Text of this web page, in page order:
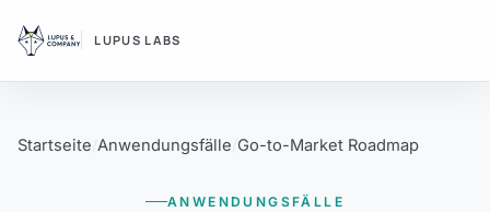
LUPUS LABS
Startseite Anwendungsfälle Go-to-Market Roadmap
ANWENDUNGSFÄLLE